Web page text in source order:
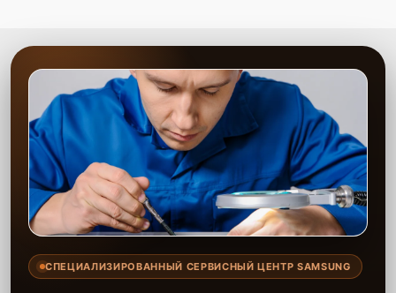
ремонта. Мы предлагаем выгодные условия и высокое качество
СПЕЦИАЛИЗИРОВАННЫЙ СЕРВИСНЫЙ ЦЕНТР SAMSUNG